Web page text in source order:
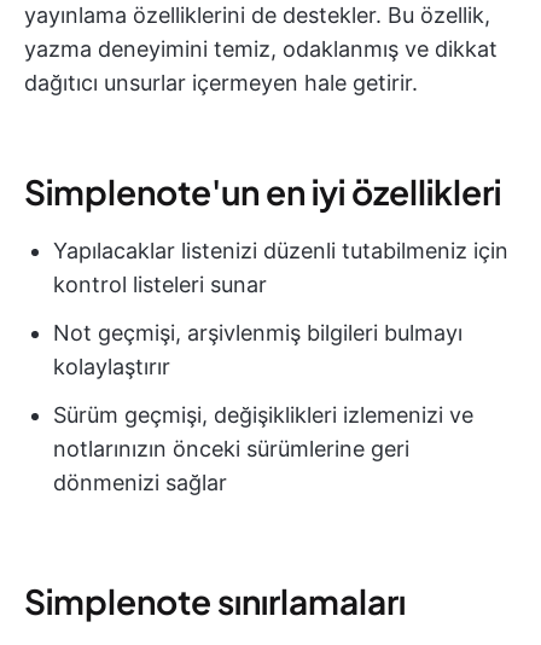
yayınlama özelliklerini de destekler. Bu özellik,
yazma deneyimini temiz, odaklanmış ve dikkat
dağıtıcı unsurlar içermeyen hale getirir.
Simplenote'un en iyi özellikleri
Yapılacaklar listenizi düzenli tutabilmeniz için
kontrol listeleri sunar
Not geçmişi, arşivlenmiş bilgileri bulmayı
kolaylaştırır
Sürüm geçmişi, değişiklikleri izlemenizi ve
notlarınızın önceki sürümlerine geri
dönmenizi sağlar
Simplenote sınırlamaları